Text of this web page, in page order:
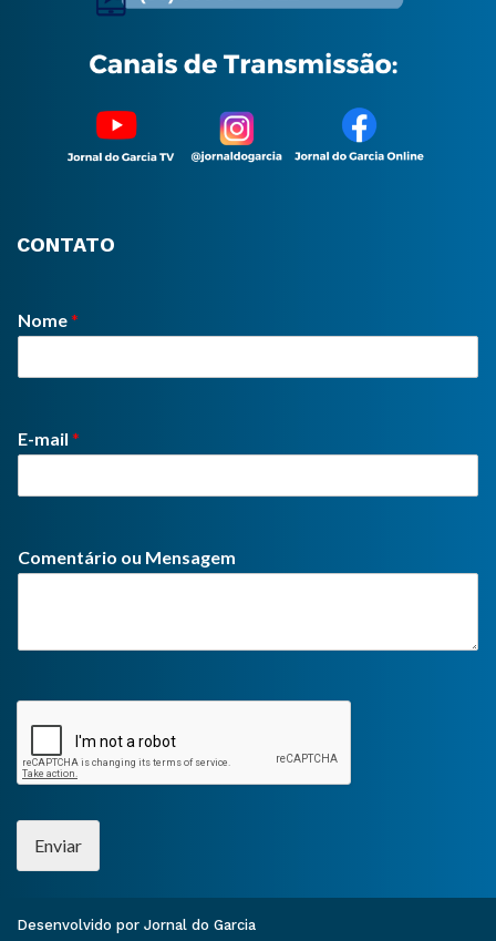
CONTATO
Nome*
E-mail *
Comentário ou Mensagem
Enviar
Desenvolvido por Jornal do Garcia